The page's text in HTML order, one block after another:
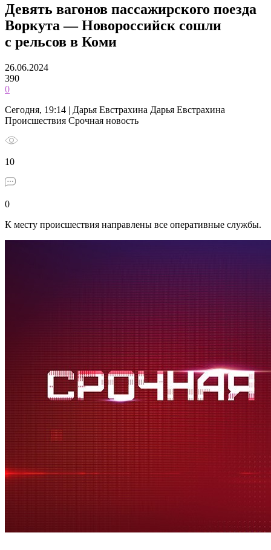
Девять вагонов пассажирского поезда
Воркута — Новороссийск сошли
с рельсов в Коми
26.06.2024
390
0
Сегодня, 19:14 | Дарья Евстрахина Дарья Евстрахина
Происшествия Срочная новость
10
0
К месту происшествия направлены все оперативные службы.